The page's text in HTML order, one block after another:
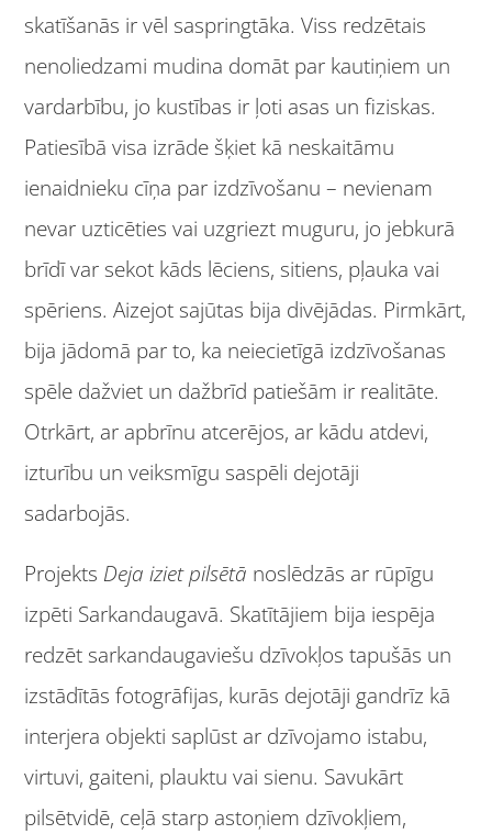
skatīšanās ir vēl saspringtāka. Viss redzētais
nenoliedzami mudina domāt par kautiņiem un
vardarbību, jo kustības ir ļoti asas un fiziskas.
Patiesībā visa izrāde šķiet kā neskaitāmu
ienaidnieku cīņa par izdzīvošanu – nevienam
nevar uzticēties vai uzgriezt muguru, jo jebkurā
brīdī var sekot kāds lēciens, sitiens, pļauka vai
spēriens. Aizejot sajūtas bija divējādas. Pirmkārt,
bija jādomā par to, ka neiecietīgā izdzīvošanas
spēle dažviet un dažbrīd patiešām ir realitāte.
Otrkārt, ar apbrīnu atcerējos, ar kādu atdevi,
izturību un veiksmīgu saspēli dejotāji
sadarbojās.
Projekts Deja iziet pilsētā noslēdzās ar rūpīgu
izpēti Sarkandaugavā. Skatītājiem bija iespēja
redzēt sarkandaugaviešu dzīvokļos tapušās un
izstādītās fotogrāfijas, kurās dejotāji gandrīz kā
interjera objekti saplūst ar dzīvojamo istabu,
virtuvi, gaiteni, plauktu vai sienu. Savukārt
pilsētvidē, ceļā starp astoņiem dzīvokļiem,